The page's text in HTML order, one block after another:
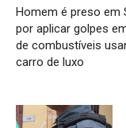
Homem é preso em
por aplicar golpes
de combustíveis
carro de luxo